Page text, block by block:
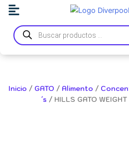
contenido
Búsqueda
de
productos
Inicio / GATO / Alimento /
´s / HILLS GATO